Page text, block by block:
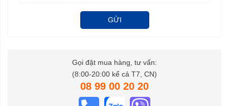
GỬI
Gọi đặt mua hàng, tư vấn:
(8:00-20:00 kể cả T7, CN)
08 99 00 20 20